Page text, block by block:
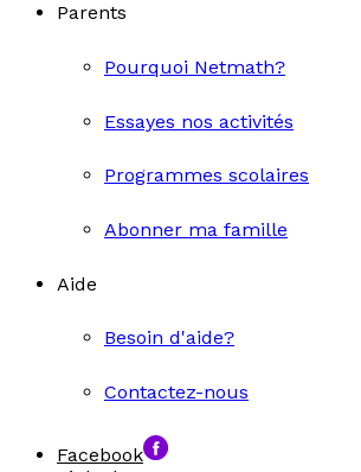
Parents
Pourquoi Netmath?
Essayes nos activités
Programmes scolaires
Abonner ma famille
Aide
Besoin d'aide?
Contactez-nous
Facebook